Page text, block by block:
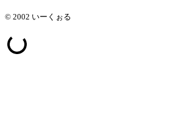
© 2002 いーくぉる